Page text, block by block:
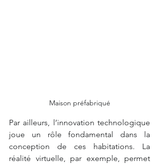
Maison préfabriqué
Par ailleurs, l’innovation technologique
joue un rôle fondamental dans la
conception de ces habitations. La
réalité virtuelle, par exemple, permet